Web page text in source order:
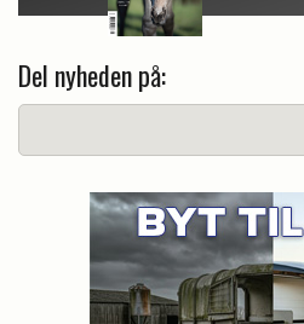
Del nyheden på: